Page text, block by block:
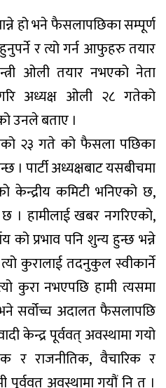
हो भने फैसलापछिका सम्पूर्ण
र त्यो गर्न आफुहरु तयार
ओली तयार नभएको नेता
अध्यक्ष ओली २८ गतेको
उनले बताए ।
२३ गते को फैसला पछिका
। पार्टी अध्यक्षबाट यसबीचमा
कमिटी भनिएको छ,
। हामीलाई खबर नगरिएको,
को प्रभाव पनि शुन्य हुन्छ भन्ने
कुरालाई तदनुकुल स्वीकार्ने
कुरा नभएपछि हामी त्यसमा
सर्वोच्च अदालत फैसलापछि
केन्द्र पूर्ववत् अवस्थामा गयो
र राजनीतिक, वैचारिक र